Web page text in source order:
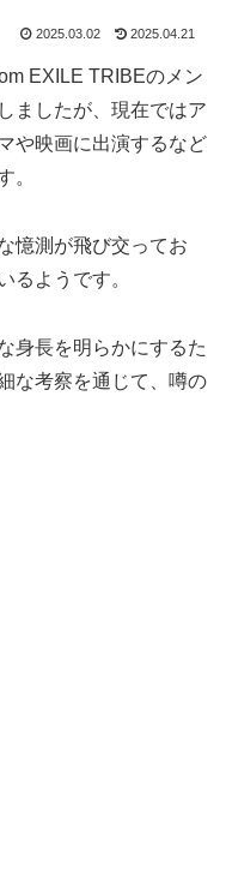
2025.03.02 2025.04.21
EXILE TRIBEのメン
ましたが、現在ではア
や映画に出演するなど
。
憶測が飛び交ってお
るようです。
身長を明らかにするた
な考察を通じて、噂の